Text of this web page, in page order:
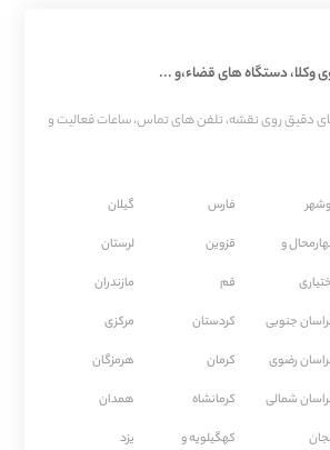
وکلا، دستگاه های قضاء،و ...
دقیق روی نقشه، تلفن های تماس، ساعات فعالیت و
و
جنوبی
رضوی
شمالی
فارس
قزوین
قم
كردستان
كرمان
كرمانشاه
کهگیلویه و
گیلان
لرستان
مازندران
مركزی
هرمزگان
همدان
یزد